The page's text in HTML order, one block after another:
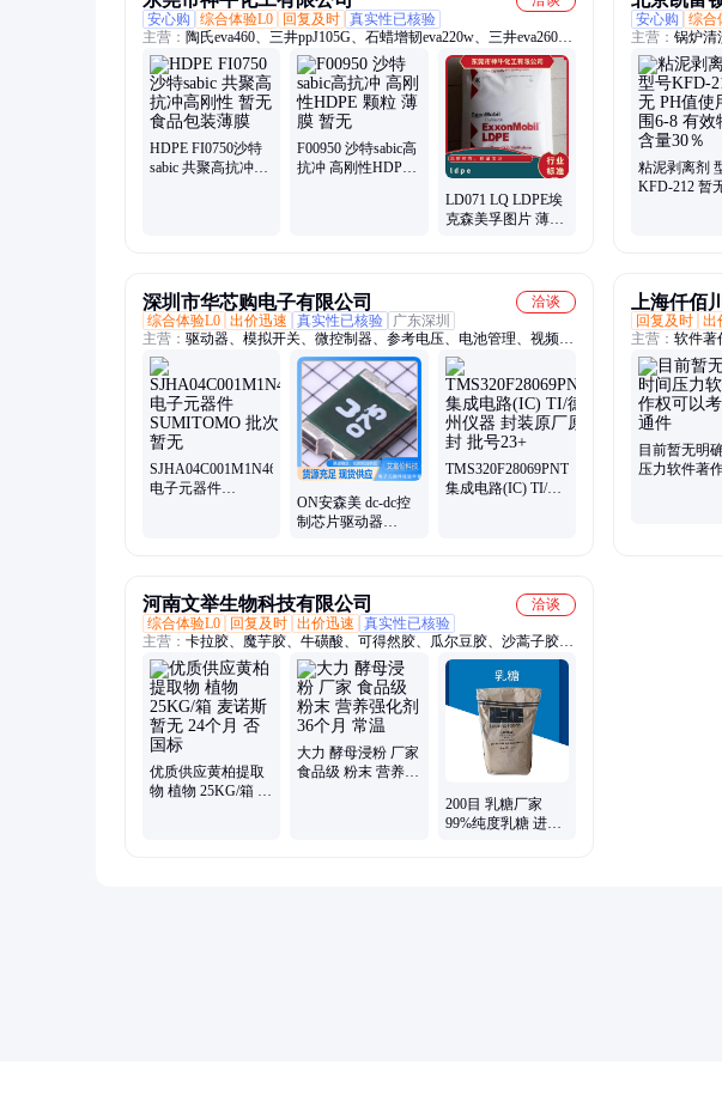
安心购
综合体验L0 回复及时 真实性已核验
主营： 陶氏eva460、三井ppJ105G、石蜡增韧eva220w、三井eva260、
热熔级eva250、普瑞曼ppj105g
HDPE FI0750沙特
sabic 共聚高抗冲高
F00950 沙特sabic高
抗冲 高刚性HDPE
LD071 LQ LDPE埃
克森美孚图片 薄膜
安心购
综合
主营： 锅炉清
剂、洗涤高
剂、杀菌灭
油污、清除
洗、空调风
锅炉除垢除
粘泥剥离剂
KFD-212 暂
深圳市华芯购电子有限公司
洽谈
综合体验L0 出价迅速 真实性已核验
广东深圳
主营： 驱动器、模拟开关、微控制器、参考电压、电池管理、视频开
关ic、仪表放大器、音频放大器、开关稳压器、数字隔离器、精密放
大器、运算放大器、点火控制器、开关控制器、可编程门阵列、接口
集成电路、电容电阻
SJHA04C001M1N46
电子元器件
ON安森美 dc-dc控
制芯片驱动器
TMS320F28069PNT
集成电路(IC) TI/德
上海仟佰
回复及时 出
主营： 软件著
目前暂无明
压力软件著
河南文举生物科技有限公司
洽谈
综合体验L0
回复及时 出价迅速
真实性已核验
主营： 卡拉胶、魔芋胶、牛磺酸、可得然胶、瓜尔豆胶、沙蒿子胶、
海藻酸钠、纳他酶素、食用明胶、聚丙烯酸钠、甲基纤维素、酪蛋白
酸钠、普鲁兰多糖、乳酸链球菌素、食品级黄原胶
优质供应黄柏提取
物 植物 25KG/箱 麦
大力 酵母浸粉 厂家
食品级 粉末 营养强
200目 乳糖厂家
99%纯度乳糖 进口